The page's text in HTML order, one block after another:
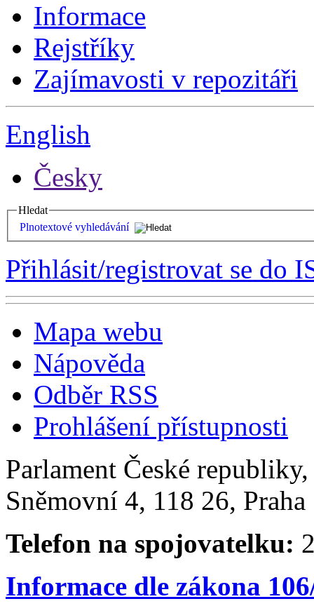
Informace
Rejstříky
Zajímavosti v repozitáři
English
Česky
Hledat
Plnotextové vyhledávání
Přihlásit/registrovat se do
Mapa webu
Nápověda
Odběr RSS
Prohlášení přístupnosti
Parlament České
Sněmovní 4, 118 26,
Telefon na spojovatelku:
Informace dle zákona